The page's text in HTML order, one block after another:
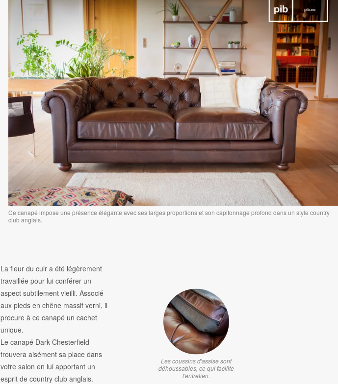
Ce canapé impose une présence élégante avec ses larges proportions et son capitonnage profond dans un style country
club anglais.
La fleur du cuir a été légèrement
travaillée pour lui conférer un
aspect subtilement vieilli. Associé
aux pieds en chêne massif verni, il
procure à ce canapé un cachet
unique.
Le canapé Dark Chesterfield
trouvera aisément sa place dans
votre salon en lui apportant un
esprit de country club anglais.
Les coussins d'assise sont
déhoussables, ce qui facilite
l'entretien.